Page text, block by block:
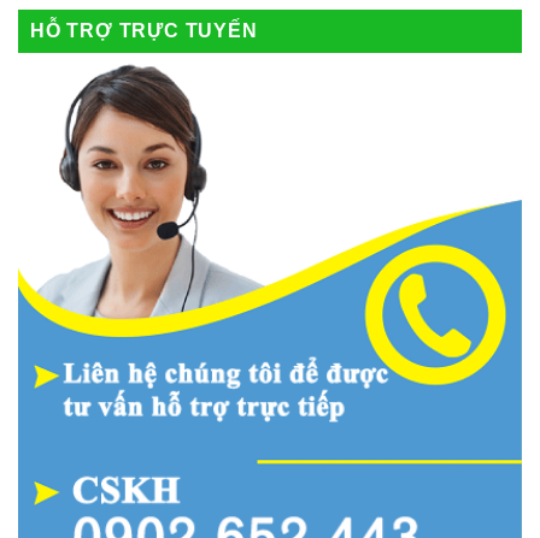
HỖ TRỢ TRỰC TUYẾN